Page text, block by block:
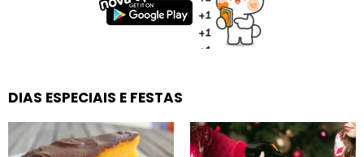
DIAS ESPECIAIS E FESTAS